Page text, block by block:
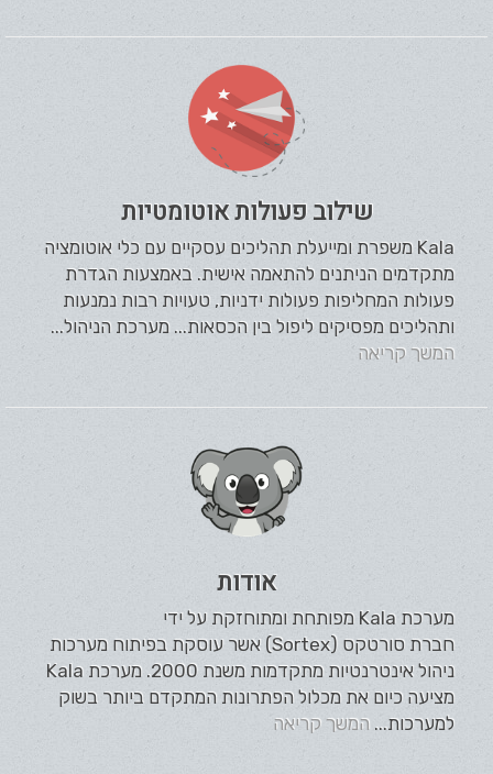
שילוב פעולות אוטומטיות
Kala משפרת ומייעלת תהליכים עסקיים עם כלי אוטומציה
מתקדמים הניתנים להתאמה אישית. באמצעות הגדרת
פעולות המחליפות פעולות ידניות, טעויות רבות נמנעות
ותהליכים מפסיקים ליפול בין הכסאות... מערכת הניהול...
המשך קריאה
אודות
מערכת Kala מפותחת ומתוחזקת על ידי
חברת סורטקס (Sortex) אשר עוסקת בפיתוח מערכות
ניהול אינטרנטיות מתקדמות משנת 2000. מערכת Kala
מציעה כיום את מכלול הפתרונות המתקדם ביותר בשוק
למערכות... המשך קריאה